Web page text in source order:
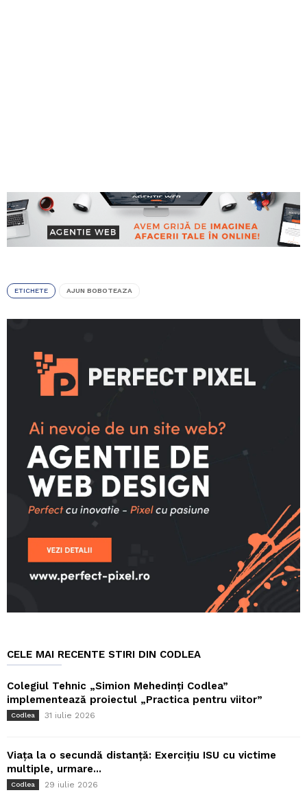
ETICHETE AJUN BOBOTEAZA
CELE MAI RECENTE STIRI DIN CODLEA
Colegiul Tehnic „Simion Mehedinți Codlea”
implementează proiectul „Practica pentru viitor”
Codlea 31 iulie 2026
Viața la o secundă distanță: Exercițiu ISU cu victime
multiple, urmare...
Codlea 29 iulie 2026